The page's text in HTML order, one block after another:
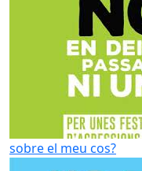
sobre el meu cos?